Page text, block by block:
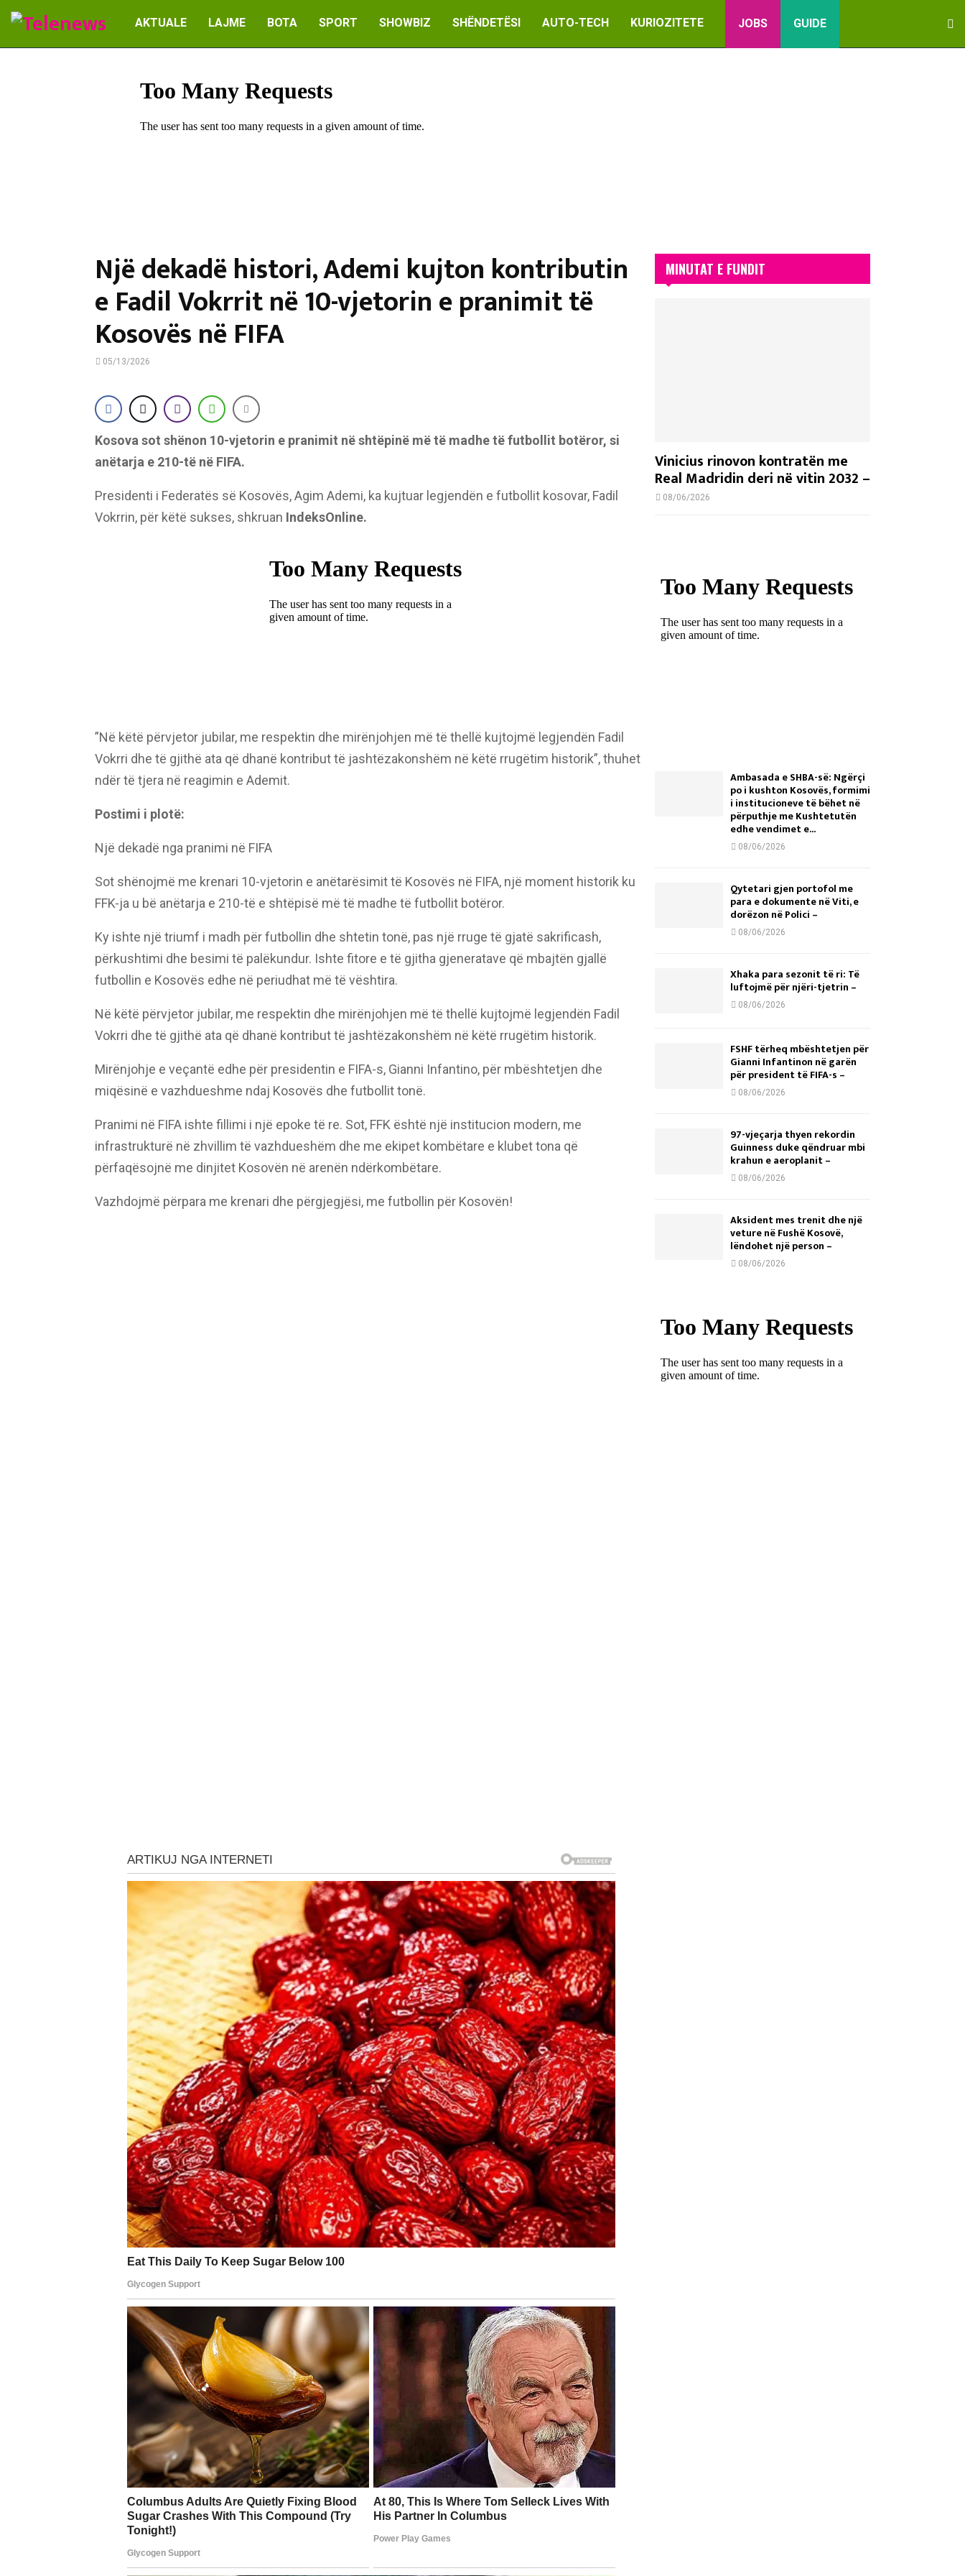
AKTUALE LAJME BOTA SPORT SHOWBIZ SHËNDETËSI AUTO-TECH KURIOZITETE JOBS GUIDE
Një dekadë histori, Ademi kujton kontributin
e Fadil Vokrrit në 10-vjetorin e pranimit të
Kosovës në FIFA
05/13/2026
Kosova sot shënon 10-vjetorin e pranimit në shtëpinë më të madhe të futbollit botëror, si
anëtarja e 210-të në FIFA.
Presidenti i Federatës së Kosovës, Agim Ademi, ka kujtuar legjendën e futbollit kosovar, Fadil
Vokrrin, për këtë sukses, shkruan IndeksOnline.
”Në këtë përvjetor jubilar, me respektin dhe mirënjohjen më të thellë kujtojmë legjendën Fadil
Vokrri dhe të gjithë ata që dhanë kontribut të jashtëzakonshëm në këtë rrugëtim historik”, thuhet
ndër të tjera në reagimin e Ademit.
Postimi i plotë:
Një dekadë nga pranimi në FIFA
Sot shënojmë me krenari 10-vjetorin e anëtarësimit të Kosovës në FIFA, një moment historik ku
FFK-ja u bë anëtarja e 210-të e shtëpisë më të madhe të futbollit botëror.
Ky ishte një triumf i madh për futbollin dhe shtetin tonë, pas një rruge të gjatë sakrificash,
përkushtimi dhe besimi të palëkundur. Ishte fitore e të gjitha gjeneratave që mbajtën gjallë
futbollin e Kosovës edhe në periudhat më të vështira.
Në këtë përvjetor jubilar, me respektin dhe mirënjohjen më të thellë kujtojmë legjendën Fadil
Vokrri dhe të gjithë ata që dhanë kontribut të jashtëzakonshëm në këtë rrugëtim historik.
Mirënjohje e veçantë edhe për presidentin e FIFA-s, Gianni Infantino, për mbështetjen dhe
miqësinë e vazhdueshme ndaj Kosovës dhe futbollit tonë.
Pranimi në FIFA ishte fillimi i një epoke të re. Sot, FFK është një institucion modern, me
infrastrukturë në zhvillim të vazhdueshëm dhe me ekipet kombëtare e klubet tona që
përfaqësojnë me dinjitet Kosovën në arenën ndërkombëtare.
Vazhdojmë përpara me krenari dhe përgjegjësi, me futbollin për Kosovën!
MINUTAT E FUNDIT
Vinicius rinovon kontratën me
Real Madridin deri në vitin 2032 –
08/06/2026
Ambasada e SHBA-së: Ngërçi
po i kushton Kosovës, formimi
i institucioneve të bëhet në
përputhje me Kushtetutën
edhe vendimet e...
08/06/2026
Qytetari gjen portofol me
para e dokumente në Viti, e
dorëzon në Polici –
08/06/2026
Xhaka para sezonit të ri: Të
luftojmë për njëri-tjetrin –
08/06/2026
FSHF tërheq mbështetjen për
Gianni Infantinon në garën
për president të FIFA-s –
08/06/2026
97-vjeçarja thyen rekordin
Guinness duke qëndruar mbi
krahun e aeroplanit –
08/06/2026
Aksident mes trenit dhe një
veture në Fushë Kosovë,
lëndohet një person –
08/06/2026